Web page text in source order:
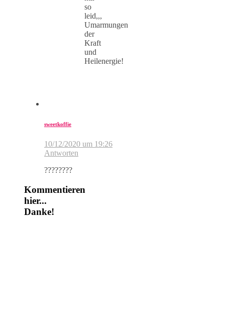
so
leid,,,
Umarmungen
der
Kraft
und
Heilenergie!
sweetkoffie
10/12/2020 um 19:26
Antworten
????????
Kommentieren
hier...
Danke!